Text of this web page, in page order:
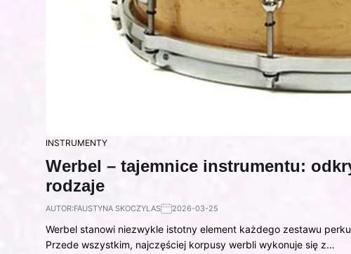
INSTRUMENTY
Werbel – tajemnice instrumentu:
rodzaje
AUTOR:FAUSTYNA SKOCZYLAS 2026-03-25
Werbel stanowi niezwykle istotny element każdego zestawu
Przede wszystkim, najczęściej korpusy werbli wykonuje się z…